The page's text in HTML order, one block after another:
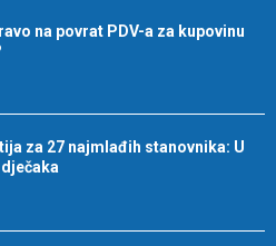
na povrat PDV-a za kupovinu
za 27 najmlađih stanovnika: U